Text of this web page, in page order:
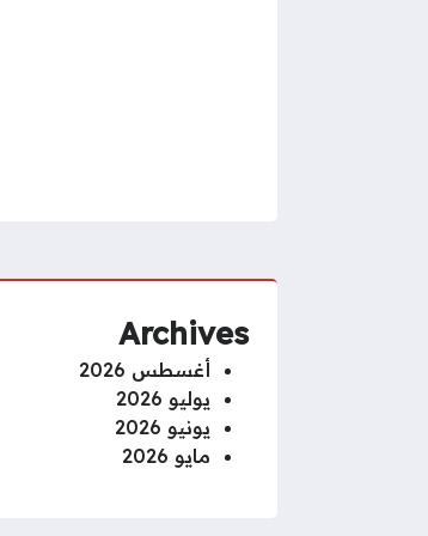
Archives
أغسطس 2026
يوليو 2026
يونيو 2026
مايو 2026